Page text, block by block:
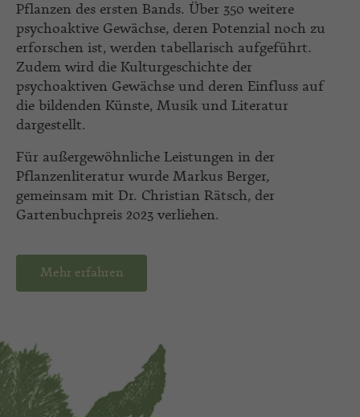
Pflanzen des ersten Bands. Über 350 weitere
psychoaktive Gewächse, deren Potenzial noch zu
erforschen ist, werden tabellarisch aufgeführt.
Zudem wird die Kulturgeschichte der
psychoaktiven Gewächse und deren Einfluss auf
die bildenden Künste, Musik und Literatur
dargestellt.
Für außergewöhnliche Leistungen in der
Pflanzenliteratur wurde Markus Berger,
gemeinsam mit Dr. Christian Rätsch, der
Gartenbuchpreis 2023 verliehen.
Mehr erfahren